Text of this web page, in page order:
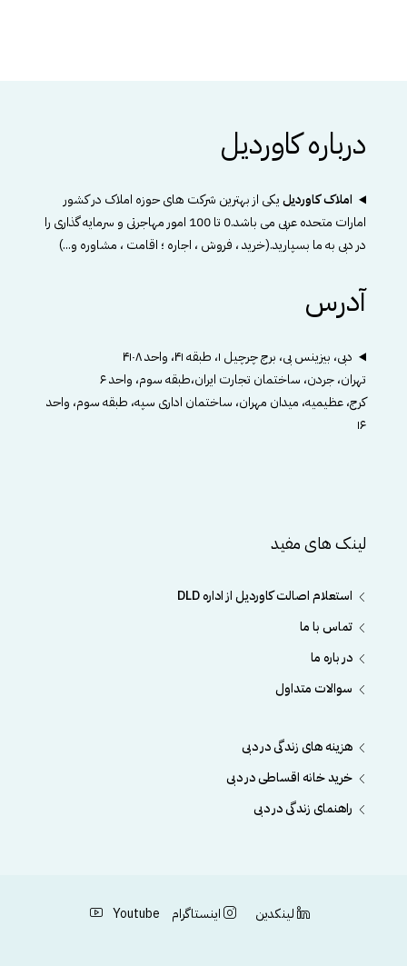
درباره کاوردیل
املاک کاوردیلیکی از بهترین شرکت های حوزه املاک در کشور
امارات متحده عربی می باشد.0 تا 100 امور مهاجرتی و سرمایه گذاری را
در دبی به ما بسپارید.(خرید ، فروش ، اجاره ؛ اقامت ، مشاوره و...)
آدرس
دبی، بیزینس بی، برج چرچیل ۱، طبقه ۴۱، واحد ۴۱۰۸
تهران، جردن، ساختمان تجارت ایران،طبقه سوم، واحد ۶
کرج، عظیمیه، میدان مهران، ساختمان اداری سپه، طبقه سوم، واحد
۱۶
لینک های مفید
استعلام اصالت کاوردیل از اداره DLD
تماس با ما
در باره ما
سوالات متداول
هزینه های زندگی در دبی
خرید خانه اقساطی در دبی
راهنمای زندگی در دبی
لینکدین اینستاگرام Youtube